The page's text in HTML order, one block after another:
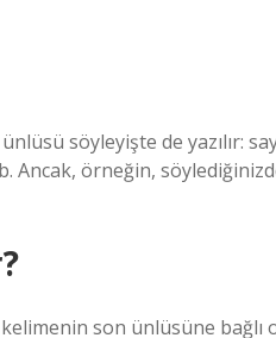
söyleyişte de yazılır:
Ancak, örneğin,
kelimenin son ünlüsüne